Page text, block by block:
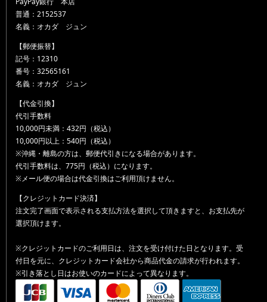
普通：2152537
名義：オカダ ジュン
【郵便振替】
記号：12310
番号：32565161
名義：オカダ ジュン
【代金引換】
代引手数料
10,000円未満：432円（税込）
10,000円以上：540円（税込）
※沖縄・離島の方は、郵便代引きになる場合があります。
代引手数料は、775円（税込）になります。
※メール便の場合は代金引換はご利用頂けません。
【クレジットカード決済】
注文完了画面で表示される支払方法を選択して頂きますと、お支払先が
選択頂けます。
※クレジットカードのご利用日は、注文を受け付けた日となります。受
付日を元に、クレジットカード会社から商品代金の請求が行われます。
※引き落とし日はお使いのカードによって異なります。